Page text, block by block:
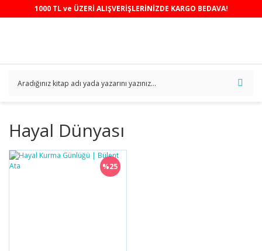
1000 TL ve ÜZERİ ALIŞVERİŞLERİNİZDE KARGO BEDAVA!
Hayal Dünyası
%25